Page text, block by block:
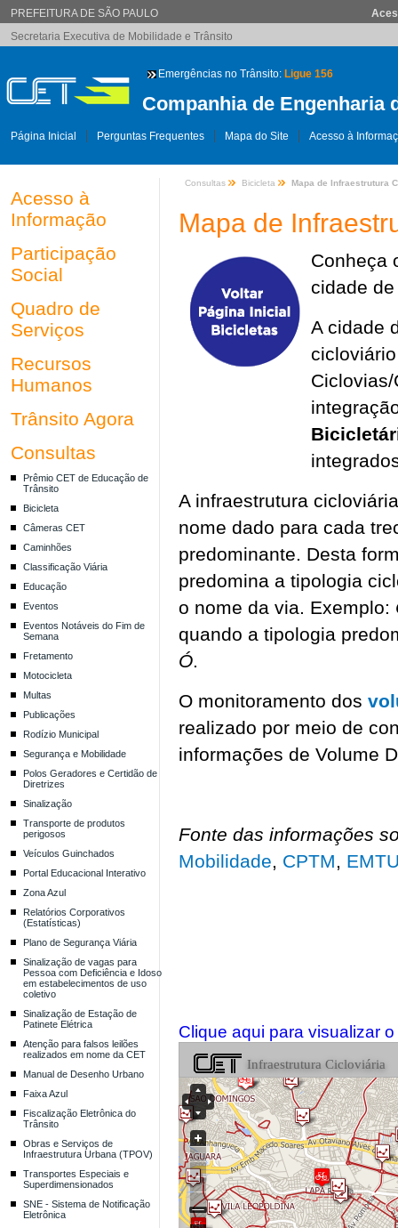
PREFEITURA DE SÃO PAULO
Secretaria Executiva de Mobilidade e Trânsito
Emergências no Trânsito: Ligue 156
Companhia de Engenharia
Página Inicial Perguntas Frequentes Mapa do Site Acesso à
Acesso à
Informação
Participação
Social
Quadro de
Serviços
Recursos
Humanos
Trânsito Agora
Consultas
Prêmio CET de Educação de
Trânsito
Bicicleta
Câmeras CET
Caminhões
Classificação Viária
Educação
Eventos
Eventos Notáveis do Fim de
Semana
Fretamento
Motocicleta
Multas
Publicações
Rodízio Municipal
Segurança e Mobilidade
Polos Geradores e Certidão de
Diretrizes
Sinalização
Transporte de produtos
perigosos
Veículos Guinchados
Portal Educacional Interativo
Zona Azul
Relatórios Corporativos
(Estatísticas)
Plano de Segurança Viária
Sinalização de vagas para
Pessoa com Deficiência e Idoso
em estabelecimentos de uso
coletivo
Sinalização de Estação de
Patinete Elétrica
Atenção para falsos leilões
realizados em nome da CET
Manual de Desenho Urbano
Faixa Azul
Fiscalização Eletrônica do
Trânsito
Obras e Serviços de
Infraestrutura Urbana (TPOV)
Transportes Especiais e
Superdimensionados
SNE - Sistema de Notificação
Eletrônica
Consultas Bicicleta Mapa de Infraestrutura
Mapa de
Conheça
cidade
A cidade
A infraestrutura
nome dado para cada
predominante. Desta
predomina a tipologia
o nome da via. Exemplo:
quando a tipologia
Ó.
O monitoramento dos
realizado por meio de
informações de Volume
Fonte das informações
Mobilidade, CPTM,
Clique aqui para visualizar